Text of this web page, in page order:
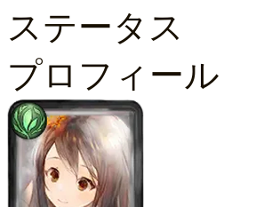
ステータス
プロフィール